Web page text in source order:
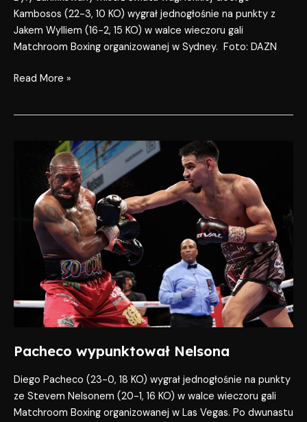
Kambosos (22-3, 10 KO) wygrał jednogłośnie na punkty z
Jakem Wylliem (16-2, 15 KO) w walce wieczoru gali
Matchroom Boxing organizowanej w Sydney. Foto: DAZN
Read More »
Pacheco wypunktował Nelsona
Diego Pacheco (23-0, 18 KO) wygrał jednogłośnie na punkty
ze Stevem Nelsonem (20-1, 16 KO) w walce wieczoru gali
Matchroom Boxing organizowanej w Las Vegas. Po dwunastu
wypunktował
Nelsona